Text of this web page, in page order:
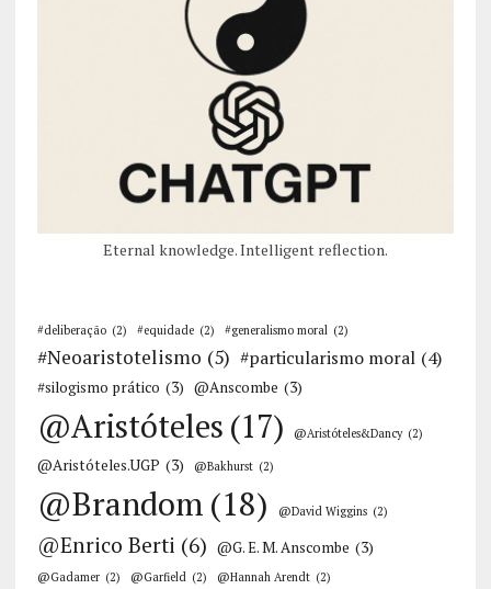
Eternal knowledge. Intelligent reflection.
#deliberação (2) #equidade (2) #generalismo moral (2)
#Neoaristotelismo (5) #particularismo moral (4)
#silogismo prático (3) @Anscombe (3)
@Aristóteles (17) @Aristóteles&Dancy (2)
@Aristóteles.UGP (3) @Bakhurst (2)
@Brandom (18) @David Wiggins (2)
@Enrico Berti (6) @G. E. M. Anscombe (3)
@Gadamer (2) @Garfield (2) @Hannah Arendt (2)